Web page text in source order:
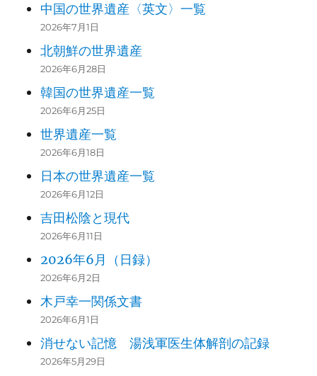
中国の世界遺産〈英文〉一覧
2026年7月1日
北朝鮮の世界遺産
2026年6月28日
韓国の世界遺産一覧
2026年6月25日
世界遺産一覧
2026年6月18日
日本の世界遺産一覧
2026年6月12日
吉田松陰と現代
2026年6月11日
2026年6月（日録）
2026年6月2日
木戸幸一関係文書
2026年6月1日
消せない記憶 湯浅軍医生体解剖の記録
2026年5月29日